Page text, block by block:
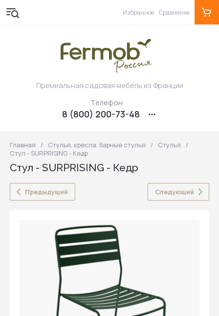
Премиальная садовая мебель из Франции
Телефон
8 (800) 200-73-48
Избранное Сравнение
Главная / Стулья, кресла, барные стулья / Стулья
/
Стул - SURPRISING - Кедр
Стул - SURPRISING - Кедр
Предыдущий Следующий